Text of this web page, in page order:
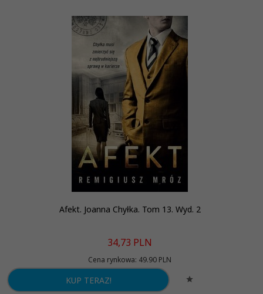
Afekt. Joanna Chyłka. Tom 13. Wyd. 2
34,73 PLN
Cena rynkowa: 49.90 PLN
KUP TERAZ!